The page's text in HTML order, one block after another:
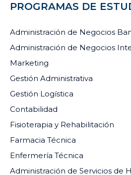
PROGRAMAS DE
Administración de Negocios
Administración de Negocios
Marketing
Gestión Administrativa
Gestión Logística
Contabilidad
Fisioterapia y Rehabilitación
Farmacia Técnica
Enfermería Técnica
Administración de Servicios de